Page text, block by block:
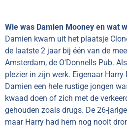
Wie was Damien Mooney en wat
Damien kwam uit het plaatsje
de laatste 2 jaar bij één van de
Amsterdam, de O'Donnells Pub.
plezier in zijn werk. Eigenaar
Damien een hele rustige jongen
kwaad doen of zich met de
gehouden zoals drugs. De 26-
maar Harry had hem nog nooit